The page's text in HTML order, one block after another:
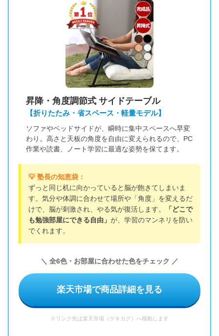
昇降・角度調節式 サイドテーブル
【折りたたみ・省スペース・軽量モデル】
ソファやベッドサイドが、瞬時に集中スペースへ早変
わり。高さと天板の角度を自由に変えられるので、PC
作業や読書、ノート学習に最適な姿勢を保てます。
💡 塾長の知恵袋：
ずっと同じ机に向かっていると脳が飽きてしまいま
す。気分や体調に合わせて場所や「角度」を変えるだ
けで、脳が刺激され、やる気が復活します。
「どこで
も勉強部屋にできる自由」 が、学習のマンネリを防い
でくれます。
＼ 全6色・お部屋に合わせた色をチェック ／
楽天市場で商品詳細を見る
※リンク先は楽天市場（ゲキカグ）へ移動します